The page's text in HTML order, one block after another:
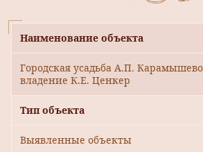
Наименование объекта
Городская усадьба А.П.
владение К.Е. Ценкер
Тип объекта
Выявленные объекты